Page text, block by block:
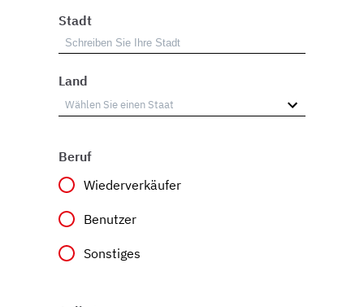
Stadt
Land
Beruf
Wiederverkäufer
Benutzer
Sonstiges